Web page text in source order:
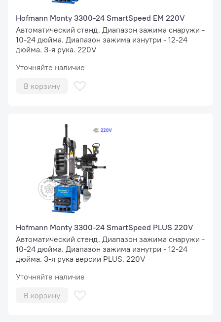
Hofmann Monty 3300-24 SmartSpeed EM 220V
Автоматический стенд. Диапазон зажима снаружи -
10-24 дюйма. Диапазон зажима изнутри - 12-24
дюйма. 3-я рука. 220V
Уточняйте наличие
В корзину
Hofmann Monty 3300-24 SmartSpeed PLUS 220V
Автоматический стенд. Диапазон зажима снаружи -
10-24 дюйма. Диапазон зажима изнутри - 12-24
дюйма. 3-я рука версии PLUS. 220V
Уточняйте наличие
В корзину